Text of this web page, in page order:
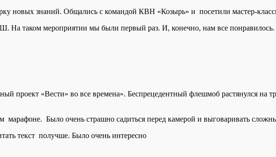
новых знаний. Общались с командой КВН «Козырь» и посетили мастер-
На таком мероприятии мы были первый раз. И, конечно, нам все понравилось.
проект «Вести» во все времена». Беспрецедентный флешмоб растянулся на
марафоне. Было очень страшно садиться перед камерой и выговаривать
текст получше. Было очень интересно